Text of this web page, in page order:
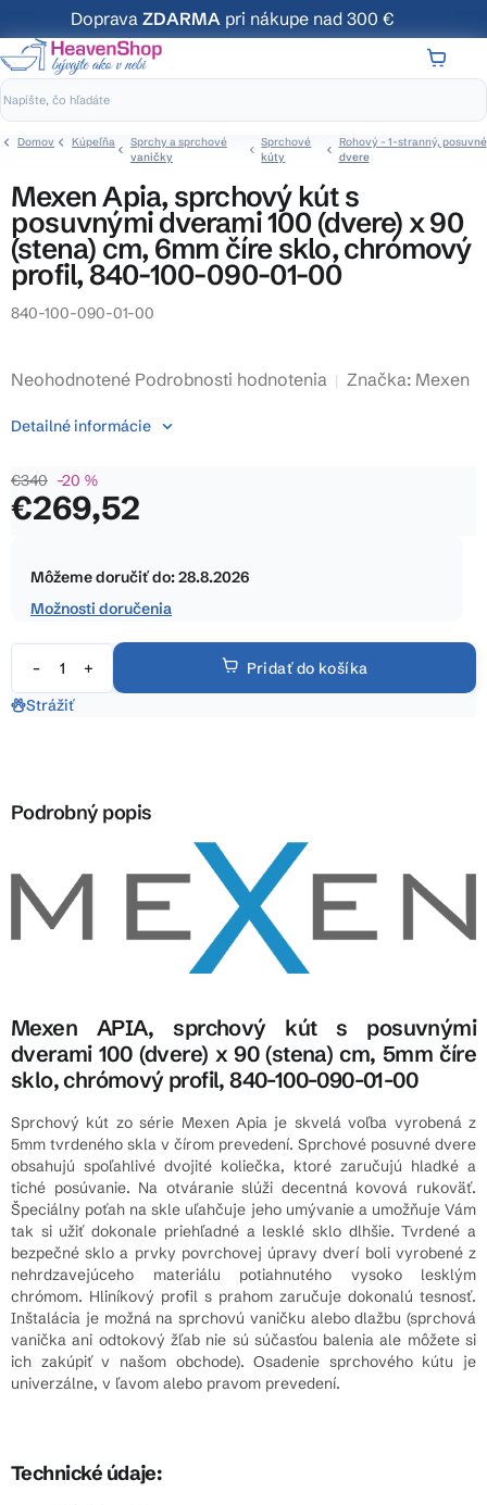
na
obsah
Doprava ZDARMA pri nákupe nad 300 €
Domov Kúpeľňa
Sprchy a sprchové
vaničky
Sprchové
kúty
Rohový - 1-stranný, posuvné
dvere
Mexen Apia, sprchový kút s
posuvnými dverami 100 (dvere) x 90
(stena) cm, 6mm číre sklo, chrómový
profil, 840-100-090-01-00
840-100-090-01-00
Priemerné
produktu
0,0
z
Neohodnotené Podrobnosti hodnotenia Značka: Mexen
€340 –20 %
€269,52
cena:
Môžeme doručiť do:28.8.2026
Možnosti doručenia
Pridať do košíka
Detailné informácie
Strážiť
Podrobný popis
Mexen APIA, sprchový kút s posuvnými
dverami 100 (dvere) x 90 (stena) cm, 5mm číre
sklo, chrómový profil, 840-100-090-01-00
Sprchový kút zo série Mexen Apia je skvelá voľba vyrobená z
5mm tvrdeného skla v čírom prevedení. Sprchové posuvné dvere
obsahujú spoľahlivé dvojité koliečka, ktoré zaručujú hladké a
tiché posúvanie. Na otváranie slúži decentná kovová rukoväť.
Špeciálny poťah na skle uľahčuje jeho umývanie a umožňuje Vám
tak si užiť dokonale priehľadné a lesklé sklo dlhšie. Tvrdené a
bezpečné sklo a prvky povrchovej úpravy dverí boli vyrobené z
nehrdzavejúceho materiálu potiahnutého vysoko lesklým
chrómom. Hliníkový profil s prahom zaručuje dokonalú tesnosť.
Inštalácia je možná na sprchovú vaničku alebo dlažbu (sprchová
vanička ani odtokový žľab nie sú súčasťou balenia ale môžete si
ich zakúpiť v našom obchode). Osadenie sprchového kútu je
univerzálne, v ľavom alebo pravom prevedení.
Technické údaje: